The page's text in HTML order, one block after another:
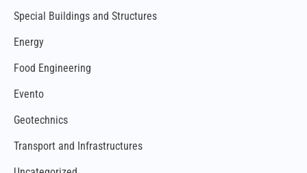
Special Buildings and Structures
Energy
Food Engineering
Evento
Geotechnics
Transport and Infrastructures ​